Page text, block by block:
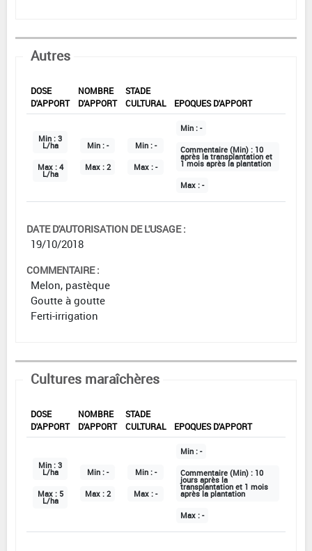
Autres
DOSE
D'APPORT
NOMBRE
D'APPORT
STADE
CULTURAL
EPOQUES D'APPORT
Min : 3
L/ha
Max : 4
L/ha
Min : -
Max : 2
Min : -
Max : -
Min : -
Commentaire (Min) : 10
après la transplantation et
1 mois après la plantation
Max : -
DATE D'AUTORISATION DE L'USAGE :
19/10/2018
COMMENTAIRE :
Melon, pastèque
Goutte à goutte
Ferti-irrigation
Cultures maraîchères
DOSE
D'APPORT
NOMBRE
D'APPORT
STADE
CULTURAL
EPOQUES D'APPORT
Min : 3
L/ha
Max : 5
L/ha
Min : -
Max : 2
Min : -
Max : -
Min : -
Commentaire (Min) : 10
jours après la
transplantation et 1 mois
après la plantation
Max : -